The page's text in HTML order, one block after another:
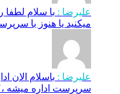
علیرضا : با سلام لطفا
میکنید یا هنوز با
علیرضا : باسلام الان
سرپرست اداره میشه